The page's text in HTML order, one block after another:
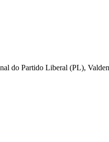
do Partido Liberal (PL),